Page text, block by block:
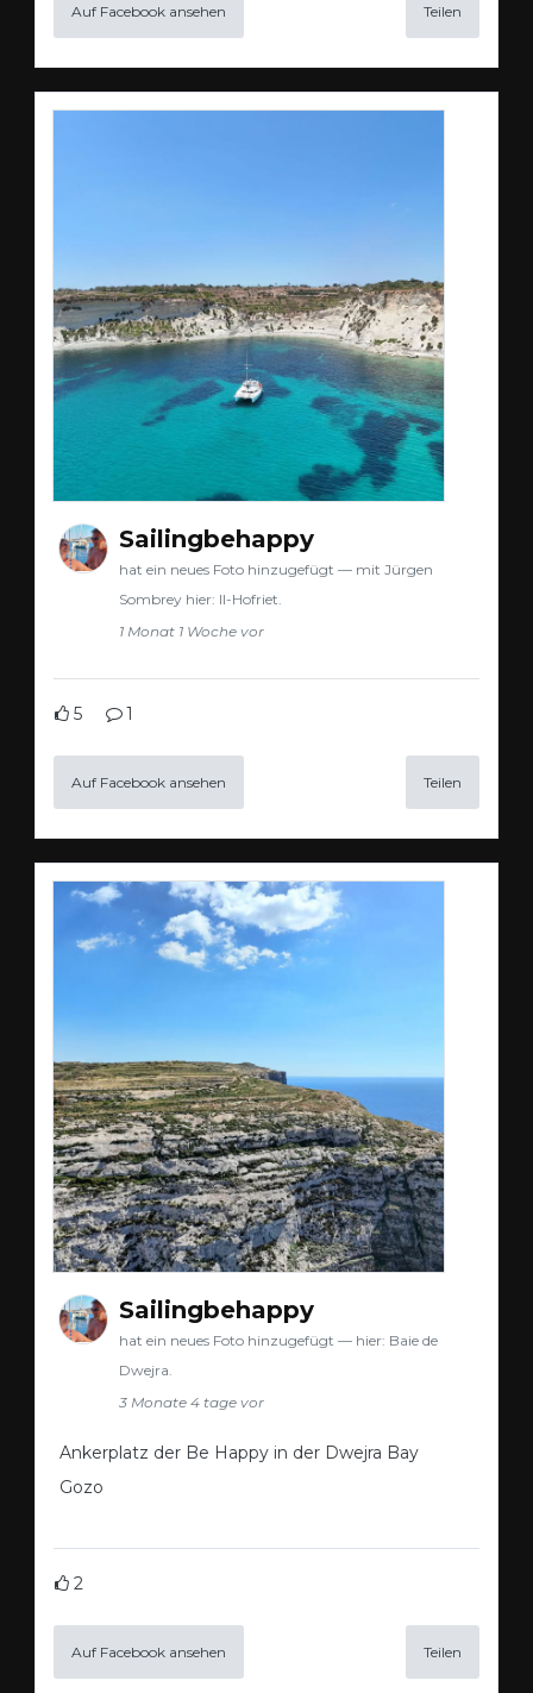
Auf Facebook ansehen Teilen
Sailingbehappy
hat ein neues Foto hinzugefügt — mit Jürgen
Sombrey hier: Il-Hofriet.
1 Monat 1 Woche vor
5 1
Auf Facebook ansehen Teilen
Sailingbehappy
hat ein neues Foto hinzugefügt — hier: Baie de
Dwejra.
3 Monate 4 tage vor
Ankerplatz der Be Happy in der Dwejra Bay
Gozo
2
Auf Facebook ansehen Teilen